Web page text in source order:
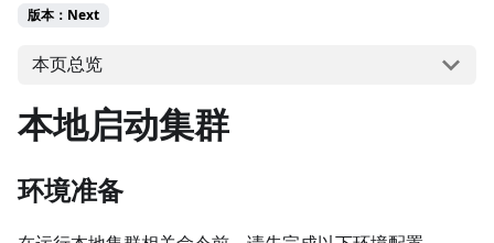
版本：Next
本页总览
本地启动集群
环境准备